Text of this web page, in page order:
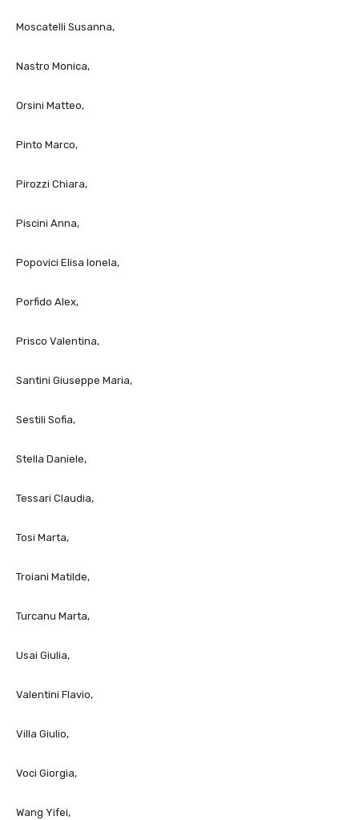
Moscatelli Susanna,
Nastro Monica,
Orsini Matteo,
Pinto Marco,
Pirozzi Chiara,
Piscini Anna,
Popovici Elisa Ionela,
Porfido Alex,
Prisco Valentina,
Santini Giuseppe Maria,
Sestili Sofia,
Stella Daniele,
Tessari Claudia,
Tosi Marta,
Troiani Matilde,
Turcanu Marta,
Usai Giulia,
Valentini Flavio,
Villa Giulio,
Voci Giorgia,
Wang Yifei,